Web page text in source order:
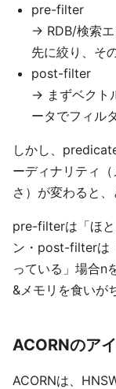
pre-filter
→ RDB/検索エ
先に絞り、そ
post-filter
→ まずベクト
ータでフィル
しかし、
ーディナリティ
さ）が変わると、
pre-filterは「ほと
ン・post-filterは
っている」場合n
&メモリを食いが
ACORNのア
ACORNは、